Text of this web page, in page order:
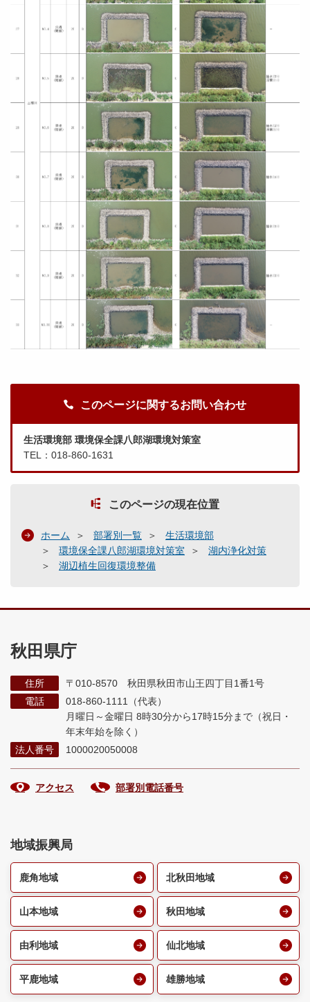
このページに関するお問い合わせ
生活環境部 環境保全課八郎湖環境対策室
TEL：018-860-1631
このページの現在位置
ホーム 部署別一覧
生活環境部
環境保全課八郎湖環境対策室
湖内浄化対策
湖辺植生回復環境整備
秋田県庁
住所
〒010-8570 秋田県秋田市山王四丁目1番1号
電話
018-860-1111（代表）
月曜日～金曜日 8時30分から17時15分まで （祝日・
年末年始を除く）
法人番号
1000020050008
アクセス 部署別電話番号
地域振興局
鹿角地域 北秋田地域
山本地域 秋田地域
由利地域 仙北地域
平鹿地域 雄勝地域